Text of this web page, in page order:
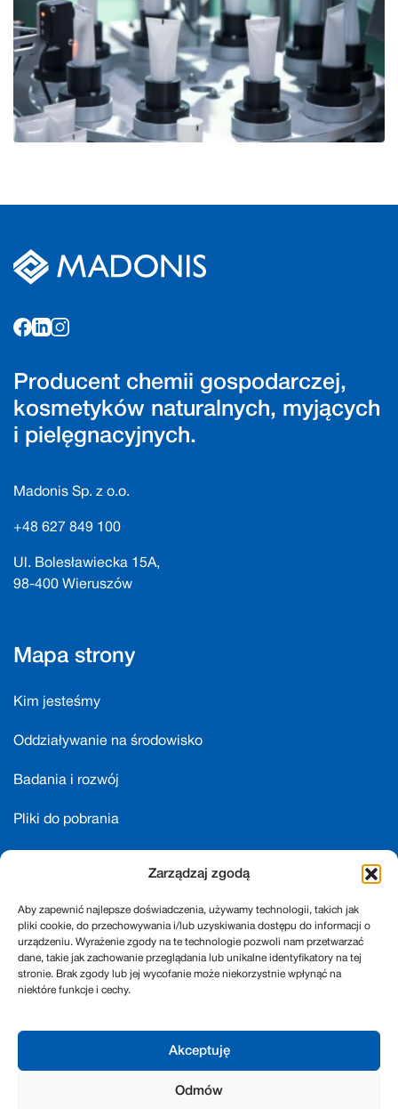
Zarządzaj zgodą
Aby zapewnić najlepsze doświadczenia, używamy technologii, takich jak
pliki cookie, do przechowywania i/lub uzyskiwania dostępu do informacji o
urządzeniu. Wyrażenie zgody na te technologie pozwoli nam przetwarzać
dane, takie jak zachowanie przeglądania lub unikalne identyfikatory na tej
stronie. Brak zgody lub jej wycofanie może niekorzystnie wpłynąć na
niektóre funkcje i cechy.
Akceptuję
Odmów
Producent chemii gospodarczej,
kosmetyków naturalnych, myjących
i pielęgnacyjnych.
Madonis Sp. z o.o.
+48 627 849 100
Ul. Bolesławiecka 15A,
98-400 Wieruszów
Mapa strony
Kim jesteśmy
Oddziaływanie na środowisko
Badania i rozwój
Pliki do pobrania
Partnerzy biznesowi
Kontakt
Polityka prywatności